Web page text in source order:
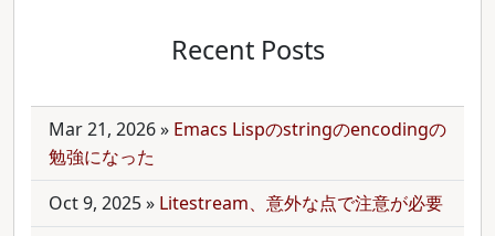
Recent Posts
Mar 21, 2026» Emacs Lispのstringのencodingの
勉強になった
Oct 9, 2025» Litestream、意外な点で注意が必要